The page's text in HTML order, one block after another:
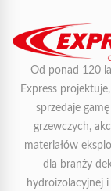
Od ponad 120
Express
sprzedaje
grzewczych,
materiałów
dla branży
hydroizolacyjnej